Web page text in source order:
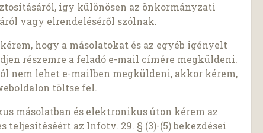
igy különösen az önkormányzati
vagy elrendeléséről szólnak.
hogy a másolatokat és az egyéb igényelt
részemre a feladó e-mail címére megküldeni.
nem lehet e-mailben megküldeni, akkor kérem,
töltse fel.
másolatban és elektronikus úton kérem az
teljesítéséért az Infotv. 29. § (3)-(5) bekezdései